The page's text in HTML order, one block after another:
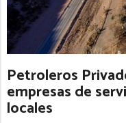
Petroleros
empresas de
locales